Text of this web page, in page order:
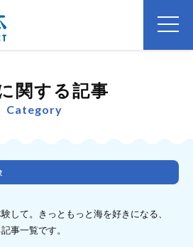
関する記事
Category
して。きっともっと海を好きになる、
事一覧です。